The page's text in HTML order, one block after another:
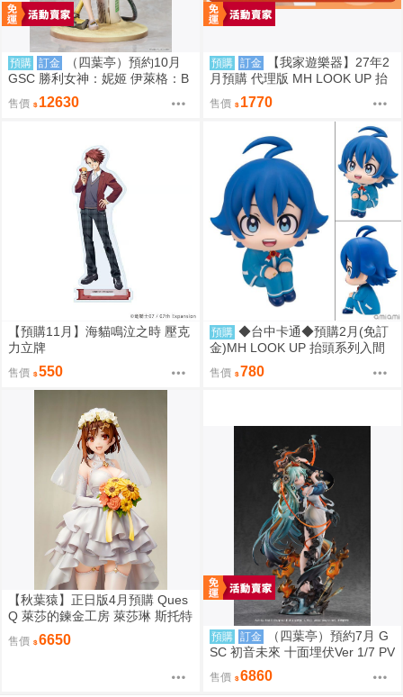
預購 訂金
（四葉亭）預約10月
GSC 勝利女神：妮姬 伊萊格：B
OOM與驚嚇 1/4 PVC 0906
售價 12630
預購 訂金
【我家遊樂器】27年2
月預購 代理版 MH LOOK UP 抬
頭系列 火影忍者 疾風傳 漩渦鳴
人 微笑＆自來也 特典版
售價 1770
【預購11月】海貓鳴泣之時 壓克
力立牌
售價 550
預購 ◆台中卡通◆預購2月(免訂
金)MH LOOK UP 抬頭系列入間
同學入魔了！鈴木入間 0813
售價 780
【秋葉猿】正日版4月預購 Ques
Q 萊莎的鍊金工房 萊莎琳 斯托特
婚紗 禮服 1/7 PVC 完成品
售價 6650 預購 訂金
（四葉亭）預約7月 G
SC 初音未來 十面埋伏Ver 1/7 PV
C 再版 0906
售價 6860